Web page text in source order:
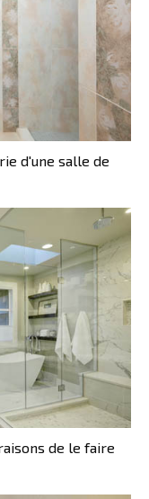
d'une salle de
de le faire